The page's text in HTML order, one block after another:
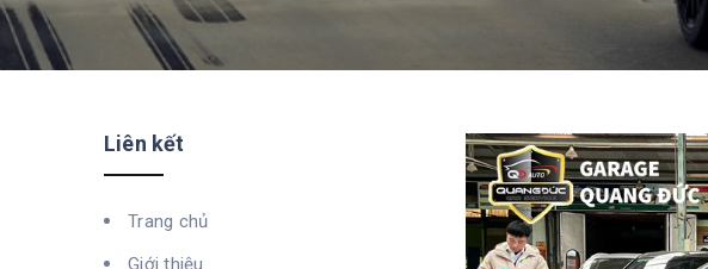
Liên kết
Trang chủ
Giới thiệu